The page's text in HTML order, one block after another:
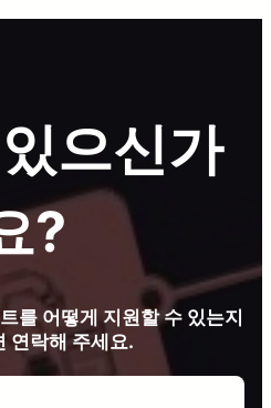
으신가
?
를 어떻게 지원할 수 있는지
연락해 주세요.